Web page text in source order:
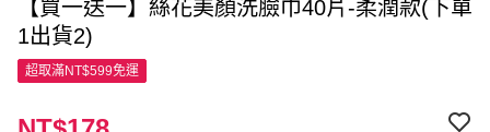
【買一送一】絲花美顏洗臉巾40片-柔潤款(下單
1出貨2)
超取滿NT$599免運